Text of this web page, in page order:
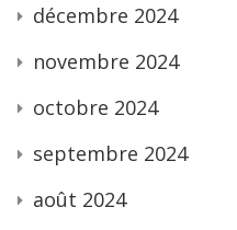
décembre 2024
novembre 2024
octobre 2024
septembre 2024
août 2024